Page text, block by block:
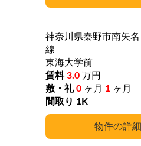
詳細
神奈川県秦野市南矢名
線
東海大学前
3.0 万円
0 ヶ月 1 ヶ月
1K